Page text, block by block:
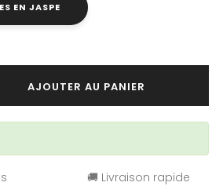
EN JASPE
AJOUTER AU PANIER
🚚 Livraison rapide